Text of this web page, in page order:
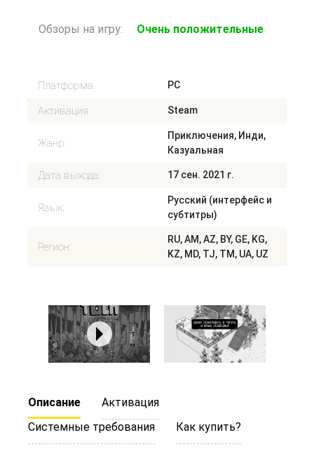
Обзоры на игру: Очень положительные
Платформа: PC
Активация Steam
Жанр:
Приключения, Инди,
Казуальная
Дата выхода: 17 сен. 2021 г.
Язык:
Русский (интерфейс и
субтитры)
Регион:
RU, AM, AZ, BY, GE, KG,
KZ, MD, TJ, TM, UA, UZ
Описание
Активация
Системные требования
Как купить?